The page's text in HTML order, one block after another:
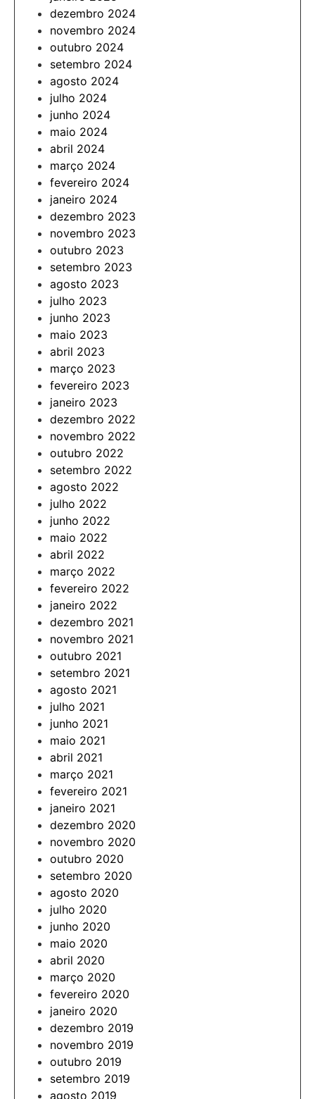
dezembro 2024
novembro 2024
outubro 2024
setembro 2024
agosto 2024
julho 2024
junho 2024
maio 2024
abril 2024
março 2024
fevereiro 2024
janeiro 2024
dezembro 2023
novembro 2023
outubro 2023
setembro 2023
agosto 2023
julho 2023
junho 2023
maio 2023
abril 2023
março 2023
fevereiro 2023
janeiro 2023
dezembro 2022
novembro 2022
outubro 2022
setembro 2022
agosto 2022
julho 2022
junho 2022
maio 2022
abril 2022
março 2022
fevereiro 2022
janeiro 2022
dezembro 2021
novembro 2021
outubro 2021
setembro 2021
agosto 2021
julho 2021
junho 2021
maio 2021
abril 2021
março 2021
fevereiro 2021
janeiro 2021
dezembro 2020
novembro 2020
outubro 2020
setembro 2020
agosto 2020
julho 2020
junho 2020
maio 2020
abril 2020
março 2020
fevereiro 2020
janeiro 2020
dezembro 2019
novembro 2019
outubro 2019
setembro 2019
agosto 2019